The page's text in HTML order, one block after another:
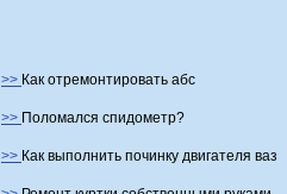
>> Как отремонтировать абс
>> Поломался спидометр?
>> Как выполнить починку двигателя ваз